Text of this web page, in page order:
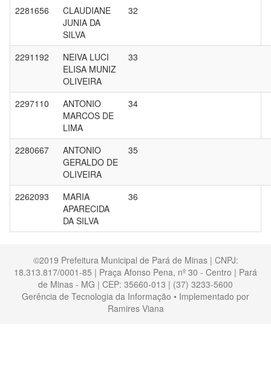
2281656
CLAUDIANE
JUNIA DA
SILVA
32
2291192
NEIVA LUCI
ELISA MUNIZ
OLIVEIRA
33
2297110
ANTONIO
MARCOS DE
LIMA
34
2280667
ANTONIO
GERALDO DE
OLIVEIRA
35
2262093
MARIA
APARECIDA
DA SILVA
36
©2019 Prefeitura Municipal de Pará de Minas | CNPJ:
18.313.817/0001-85 | Praça Afonso Pena, nº 30 - Centro | Pará
de Minas - MG | CEP: 35660-013 | (37) 3233-5600
Gerência de Tecnologia da Informação • Implementado por
Ramires Viana